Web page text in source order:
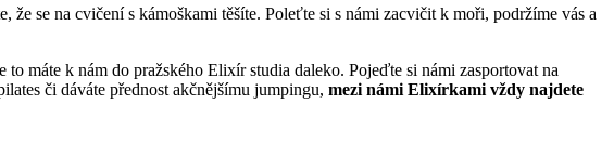
se na cvičení s kámoškami těšíte. Poleťte si s námi zacvičit k moři, podržíme vás a
máte k nám do pražského Elixír studia daleko. Pojeďte si námi zasportovat na
či dáváte přednost akčnějšímu jumpingu, mezi námi Elixírkami vždy najdete